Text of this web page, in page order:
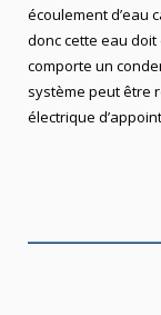
écoulement d’eau
donc cette eau
comporte un
système peut être
électrique